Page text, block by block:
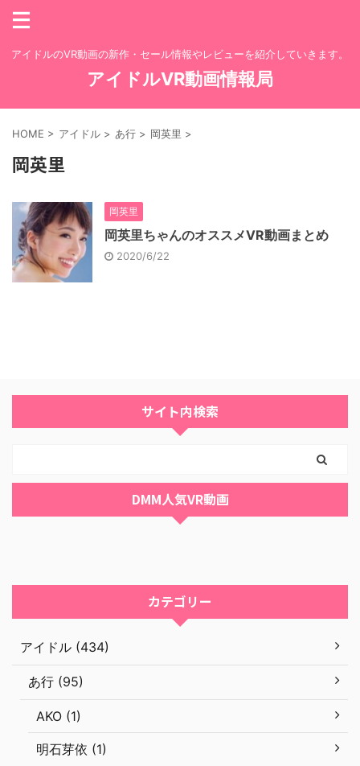
アイドルのVR動画の新作・セール情報やレビューを紹介していきます。
アイドルVR動画情報局
HOME > アイドル > あ行 > 岡英里 >
岡英里
岡英里
岡英里ちゃんのオススメVR動画まとめ
2020/6/22
サイト内検索
DMM人気VR動画
カテゴリー
アイドル (434)
あ行 (95)
AKO (1)
明石芽依 (1)